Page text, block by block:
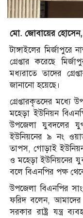
মো. জোবায়ের হোসেন,
টাঙ্গাইলের
গ্রেপ্তার করেছে
মধ্যরাতে তাদের
জানানো হয়েছে।
গ্রেপ্তারকৃতদের
মহেড়া ইউনিয়ন
উপজেলা যুবদলের
ইউনিয়নের ৯ নং
তাপস, গোড়াই
ও মহেড়া ইউনিয়নের
বলে বিএনপির পক্ষ
উপজেলা বিএনপির
ফরিদ বলেন, আমাদের
সরকার রাষ্ট্র যন্ত্র